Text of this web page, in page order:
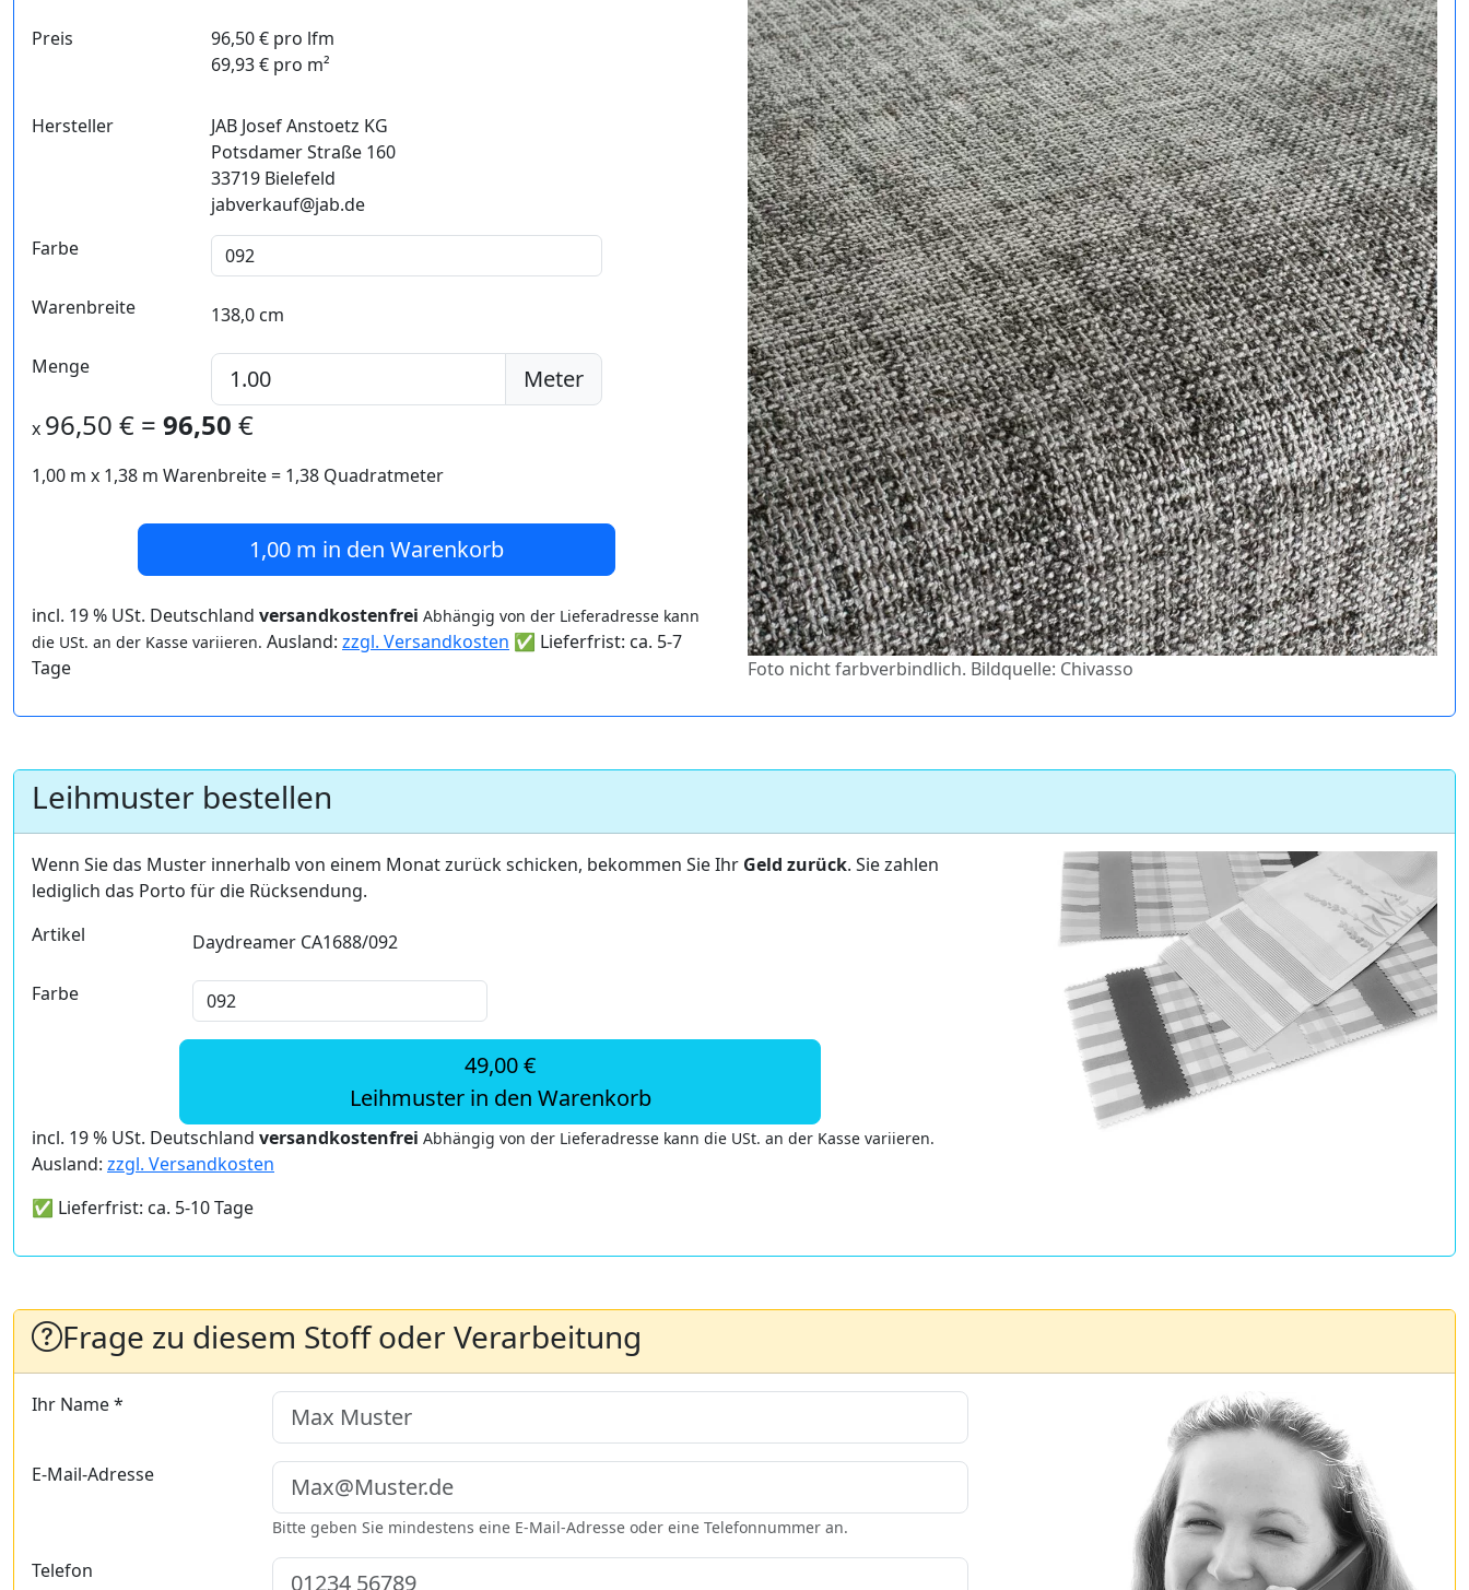
Preis
96,50 € pro lfm
69,93 € pro m²
Hersteller
JAB Josef Anstoetz KG
Potsdamer Straße 160
33719 Bielefeld
jabverkauf@jab.de
Farbe
Warenbreite 138,0 cm
Menge Meter
x 96,50 € = 96,50 €
1,00 m x 1,38 m Warenbreite = 1,38 Quadratmeter
1,00 m in den Warenkorb
incl. 19 % USt. Deutschland versandkostenfrei Abhängig von der Lieferadresse kann
die USt. an der Kasse variieren. Ausland: zzgl. Versandkosten ✅ Lieferfrist: ca. 5-7
Tage
Foto nicht farbverbindlich. Bildquelle: Chivasso
Leihmuster bestellen
Wenn Sie das Muster innerhalb von einem Monat zurück schicken, bekommen Sie Ihr Geld zurück. Sie zahlen
lediglich das Porto für die Rücksendung.
Artikel
Daydreamer CA1688/092
Farbe
49,00 €
Leihmuster in den Warenkorb
incl. 19 % USt. Deutschland versandkostenfrei Abhängig von der Lieferadresse kann die USt. an der Kasse variieren.
Ausland: zzgl. Versandkosten
✅ Lieferfrist: ca. 5-10 Tage
Frage zu diesem Stoff oder Verarbeitung
Ihr Name *
E-Mail-Adresse
Bitte geben Sie mindestens eine E-Mail-Adresse oder eine Telefonnummer an.
Telefon